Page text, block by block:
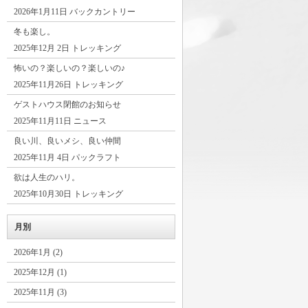
2026年1月11日 バックカントリー
冬も楽し。
2025年12月 2日 トレッキング
怖いの？楽しいの？楽しいの♪
2025年11月26日 トレッキング
ゲストハウス閉館のお知らせ
2025年11月11日 ニュース
良い川、良いメシ、良い仲間
2025年11月 4日 パックラフト
欲は人生のハリ。
2025年10月30日 トレッキング
月別
2026年1月 (2)
2025年12月 (1)
2025年11月 (3)